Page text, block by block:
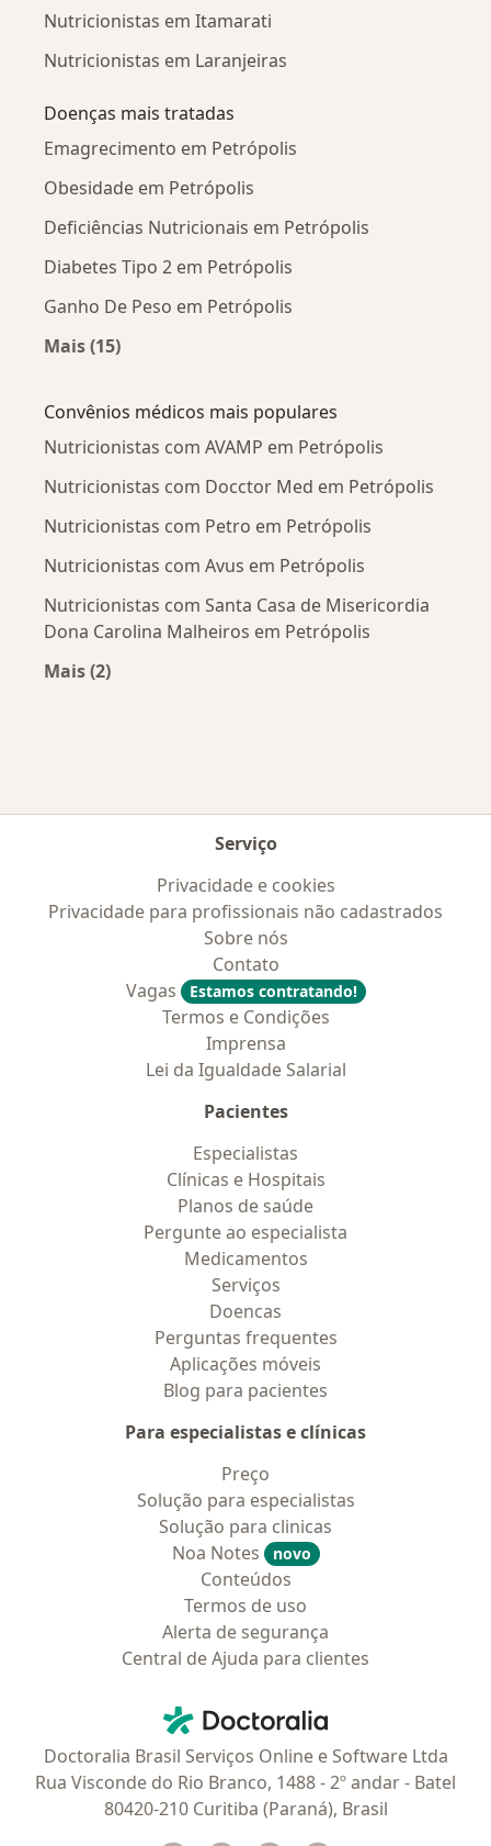
Nutricionistas em Itamarati
Nutricionistas em Laranjeiras
Doenças mais tratadas
Emagrecimento em Petrópolis
Obesidade em Petrópolis
Deficiências Nutricionais em Petrópolis
Diabetes Tipo 2 em Petrópolis
Ganho De Peso em Petrópolis
Mais (15)
Convênios médicos mais populares
Nutricionistas com AVAMP em Petrópolis
Nutricionistas com Docctor Med em Petrópolis
Nutricionistas com Petro em Petrópolis
Nutricionistas com Avus em Petrópolis
Nutricionistas com Santa Casa de Misericordia
Dona Carolina Malheiros em Petrópolis
Mais (2)
Serviço
Privacidade e cookies
Privacidade para profissionais não cadastrados
Sobre nós
Contato
Vagas
Estamos contratando!
Termos e Condições
Imprensa
Lei da Igualdade Salarial
Pacientes
Especialistas
Clínicas e Hospitais
Planos de saúde
Pergunte ao especialista
Medicamentos
Serviços
Doencas
Perguntas frequentes
Aplicações móveis
Blog para pacientes
Para especialistas e clínicas
Preço
Solução para especialistas
Solução para clinicas
Noa Notes
novo
Conteúdos
Termos de uso
Alerta de segurança
Central de Ajuda para clientes
Doctoralia - Homepage
Doctoralia Brasil Serviços Online e Software Ltda
Rua Visconde do Rio Branco, 1488 - 2º andar - Batel
80420-210 Curitiba (Paraná), Brasil